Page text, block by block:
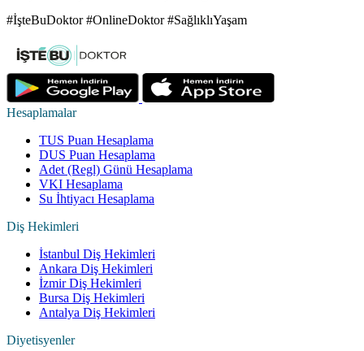
#İşteBuDoktor #OnlineDoktor #SağlıklıYaşam
Hesaplamalar
TUS Puan Hesaplama
DUS Puan Hesaplama
Adet (Regl) Günü Hesaplama
VKI Hesaplama
Su İhtiyacı Hesaplama
Diş Hekimleri
İstanbul Diş Hekimleri
Ankara Diş Hekimleri
İzmir Diş Hekimleri
Bursa Diş Hekimleri
Antalya Diş Hekimleri
Diyetisyenler